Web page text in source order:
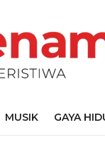
MUSIK GAYA